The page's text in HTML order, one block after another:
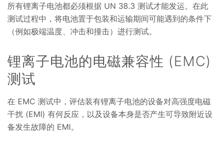
所有锂离子电池都必须根据 UN 38.3 测试才能发运。在此
测试过程中，将电池置于包装和运输期间可能遇到的条件下
（例如极端温度、冲击和撞击）进行测试。
锂离子电池的电磁兼容性 (EMC)
测试
在 EMC 测试中，评估装有锂离子电池的设备对高强度电磁
干扰 (EMI) 有何反应，以及设备本身是否产生可导致附近设
备发生故障的 EMI。